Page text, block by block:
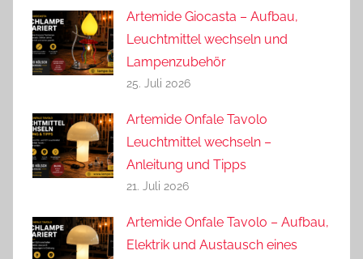
Artemide Giocasta – Aufbau,
Leuchtmittel wechseln und
Lampenzubehör
25. Juli 2026
Artemide Onfale Tavolo
Leuchtmittel wechseln –
Anleitung und Tipps
21. Juli 2026
Artemide Onfale Tavolo – Aufbau,
Elektrik und Austausch eines